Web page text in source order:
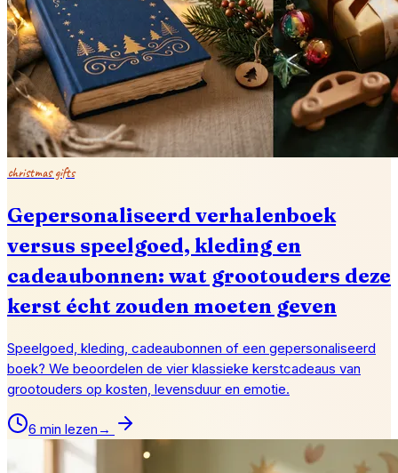
christmas gifts
Gepersonaliseerd verhalenboek
versus speelgoed, kleding en
cadeaubonnen: wat grootouders deze
kerst écht zouden moeten geven
Speelgoed, kleding, cadeaubonnen of een gepersonaliseerd
boek? We beoordelen de vier klassieke kerstcadeaus van
grootouders op kosten, levensduur en emotie.
6 min lezen →